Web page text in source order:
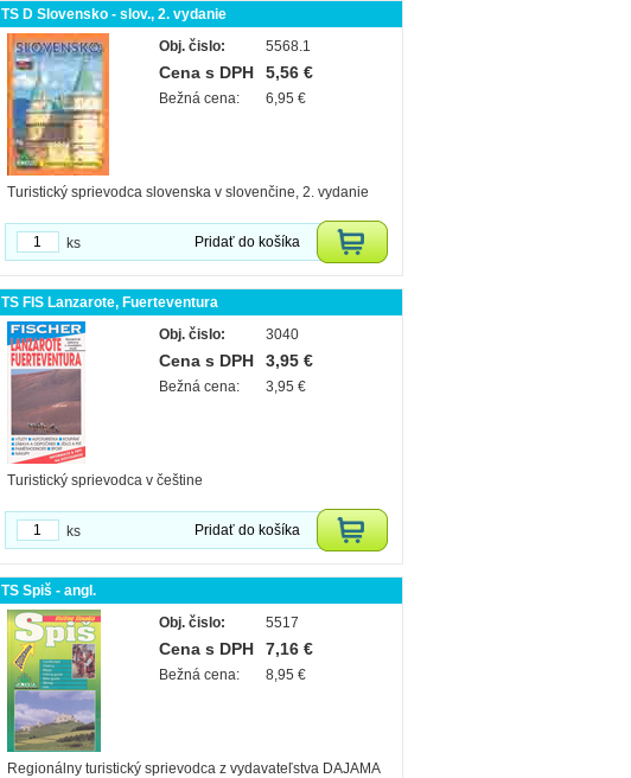
TS D Slovensko - slov., 2. vydanie
Obj. čislo:
5568.1
Cena s DPH 5,56 €
Bežná cena: 6,95 €
Turistický sprievodca slovenska v slovenčine, 2. vydanie
Pridať do košíka
ks
TS FIS Lanzarote, Fuerteventura
Obj. čislo:
3040
Cena s DPH 3,95 €
Bežná cena: 3,95 €
Turistický sprievodca v češtine
Pridať do košíka
ks
TS Spiš - angl.
Obj. čislo:
5517
Cena s DPH 7,16 €
Bežná cena: 8,95 €
Regionálny turistický sprievodca z vydavateľstva DAJAMA